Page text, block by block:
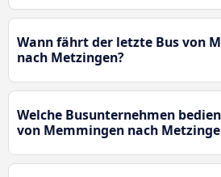
Wann fährt der letzte Bus von
nach Metzingen?
Welche Busunternehmen
von Memmingen nach